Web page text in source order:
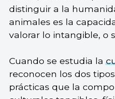
distinguir a la
animales es la
valorar lo intangible, o
Cuando se estudia la
reconocen los dos
prácticas que la